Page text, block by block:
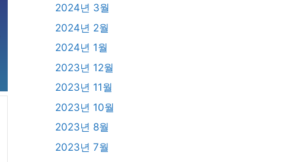
2024년 3월
2024년 2월
2024년 1월
2023년 12월
2023년 11월
2023년 10월
2023년 8월
2023년 7월